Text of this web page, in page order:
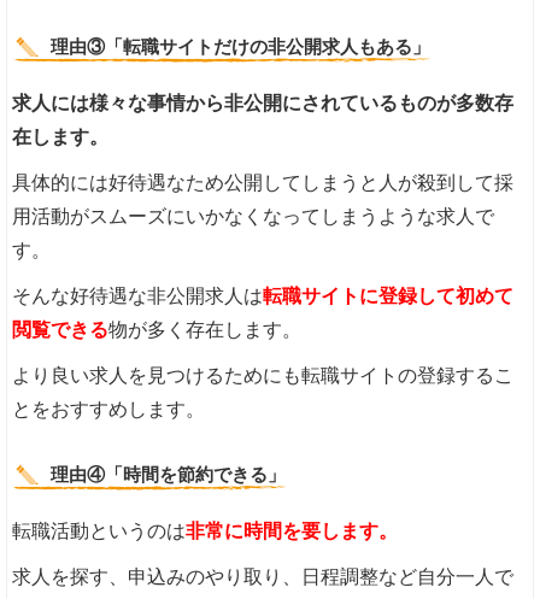
理由③「転職サイトだけの非公開求人もある」
求人には様々な事情から非公開にされているものが多数存
在します。
具体的には好待遇なため公開してしまうと人が殺到して採
用活動がスムーズにいかなくなってしまうような求人で
す。
そんな好待遇な非公開求人は転職サイトに登録して初めて
閲覧できる物が多く存在します。
より良い求人を見つけるためにも転職サイトの登録するこ
とをおすすめします。
理由④「時間を節約できる」
転職活動というのは非常に時間を要します。
求人を探す、申込みのやり取り、日程調整など自分一人で